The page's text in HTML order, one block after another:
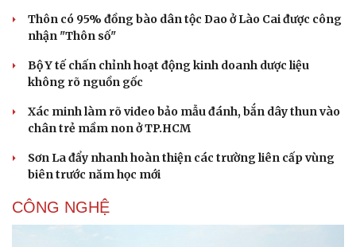
Thôn có 95% đồng bào dân tộc Dao ở Lào Cai được công
nhận "Thôn số"
Bộ Y tế chấn chỉnh hoạt động kinh doanh dược liệu
không rõ nguồn gốc
Xác minh làm rõ video bảo mẫu đánh, bắn dây thun vào
chân trẻ mầm non ở TP.HCM
Sơn La đẩy nhanh hoàn thiện các trường liên cấp vùng
biên trước năm học mới
CÔNG NGHỆ